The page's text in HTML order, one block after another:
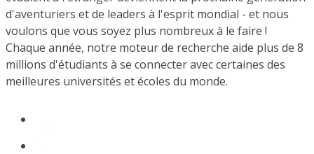
d'aventuriers et de leaders à l'esprit mondial - et nous
voulons que vous soyez plus nombreux à le faire !
Chaque année, notre moteur de recherche aide plus de 8
millions d'étudiants à se connecter avec certaines des
meilleures universités et écoles du monde.